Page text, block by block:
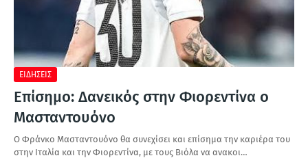
ΕΙΔΗΣΕΙΣ
Επίσημο: Δανεικός στην Φιορεντίνα ο
Μασταντουόνο
Ο Φράνκο Μασταντουόνο θα συνεχίσει και επίσημα την καριέρα του
στην Ιταλία και την Φιορεντίνα, με τους Βιόλα να ανακοι…